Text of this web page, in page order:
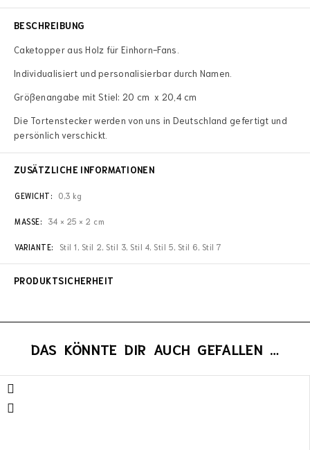
BESCHREIBUNG
Caketopper aus Holz für Einhorn-Fans.
Individualisiert und personalisierbar durch Namen.
Größenangabe mit Stiel: 20 cm x 20,4 cm
Die Tortenstecker werden von uns in Deutschland gefertigt und
persönlich verschickt.
ZUSÄTZLICHE INFORMATIONEN
GEWICHT 0,3 kg
MASSE 34 × 25 × 2 cm
VARIANTE Stil 1, Stil 2, Stil 3, Stil 4, Stil 5, Stil 6, Stil 7
PRODUKTSICHERHEIT
DAS KÖNNTE DIR AUCH GEFALLEN …